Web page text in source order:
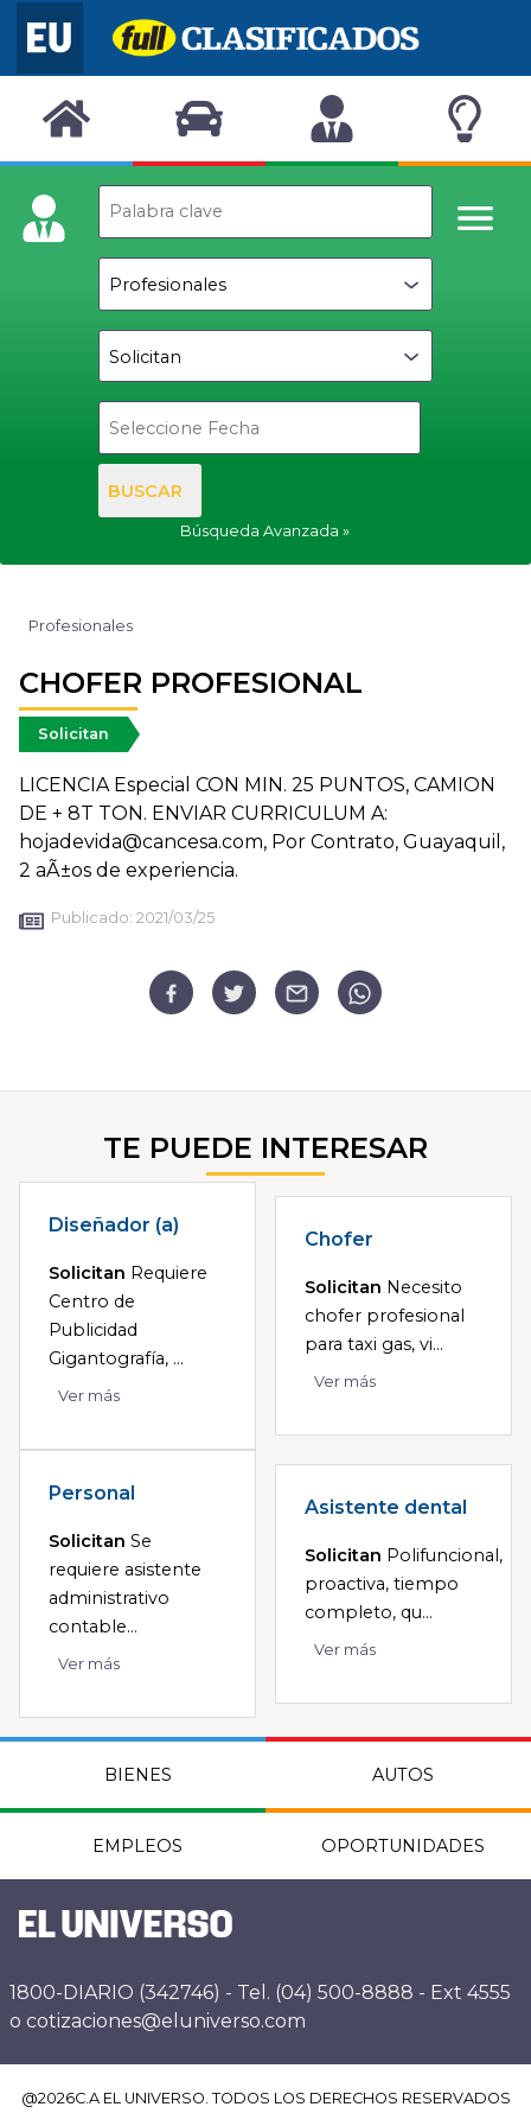
BUSCAR
Búsqueda Avanzada
Profesionales
CHOFER PROFESIONAL
Solicitan
LICENCIA Especial CON MIN. 25 PUNTOS, CAMION
DE + 8T TON. ENVIAR CURRICULUM A:
hojadevida@cancesa.com, Por Contrato, Guayaquil,
2 aÃ±os de experiencia.
Publicado: 2021/03/25
TE PUEDE INTERESAR
Diseñador (a)
Solicitan Requiere
Centro de
Publicidad
Gigantografía, ...
Ver más
Chofer
Solicitan Necesito
chofer profesional
para taxi gas, vi...
Ver más
Personal
Solicitan Se
requiere asistente
administrativo
contable...
Ver más
Asistente dental
Solicitan Polifuncional,
proactiva, tiempo
completo, qu...
Ver más
BIENES AUTOS
EMPLEOS OPORTUNIDADES
1800-DIARIO (342746) - Tel. (04) 500-8888 - Ext 4555
o cotizaciones@eluniverso.com
@2026C.A EL UNIVERSO. TODOS LOS DERECHOS RESERVADOS